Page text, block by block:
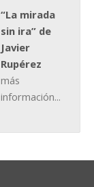
“La mirada
sin ira” de
Javier
Rupérez
más
información...